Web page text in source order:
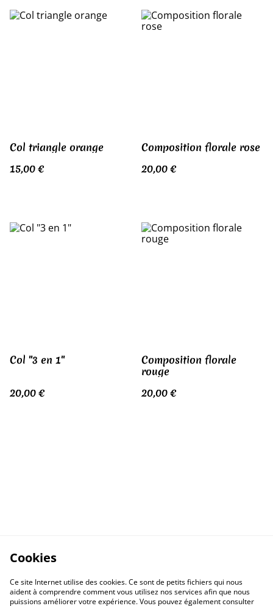
Col triangle orange
15,00 €
Composition florale rose
20,00 €
Col "3 en 1"
20,00 €
Composition florale
rouge
20,00 €
Cookies
Ce site Internet utilise des cookies. Ce sont de petits fichiers qui nous
aident à comprendre comment vous utilisez nos services afin que nous
puissions améliorer votre expérience. Vous pouvez également consulter